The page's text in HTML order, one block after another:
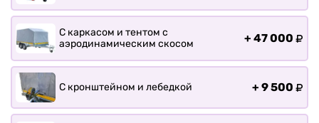
Доставка
С каркасом и тентом с
аэродинамическим скосом
+ 47 000
С кронштейном и лебедкой + 9 500